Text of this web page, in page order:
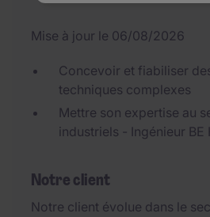
Mise à jour le 06/08/2026
Concevoir et fiabiliser
techniques complexes
Mettre son expertise au
industriels - Ingénieur BE
Notre client
Notre client évolue dans le